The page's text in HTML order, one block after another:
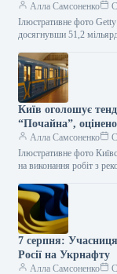
Алла Самсоненко
Ілюстративне фото
досягнувши 51,2
Київ оголошує
“Почайна”,
Алла Самсоненко
Ілюстративне фото
на виконання робіт з
7 серпня:
Росії на Укрнафту
Алла Самсоненко